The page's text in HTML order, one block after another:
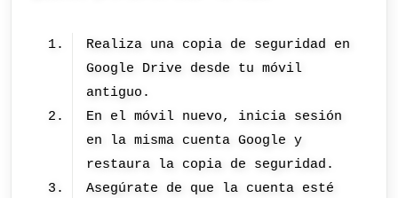
Realiza una copia de seguridad en
Google Drive desde tu móvil
antiguo.
En el móvil nuevo, inicia sesión
en la misma cuenta Google y
restaura la copia de seguridad.
Asegúrate de que la cuenta esté